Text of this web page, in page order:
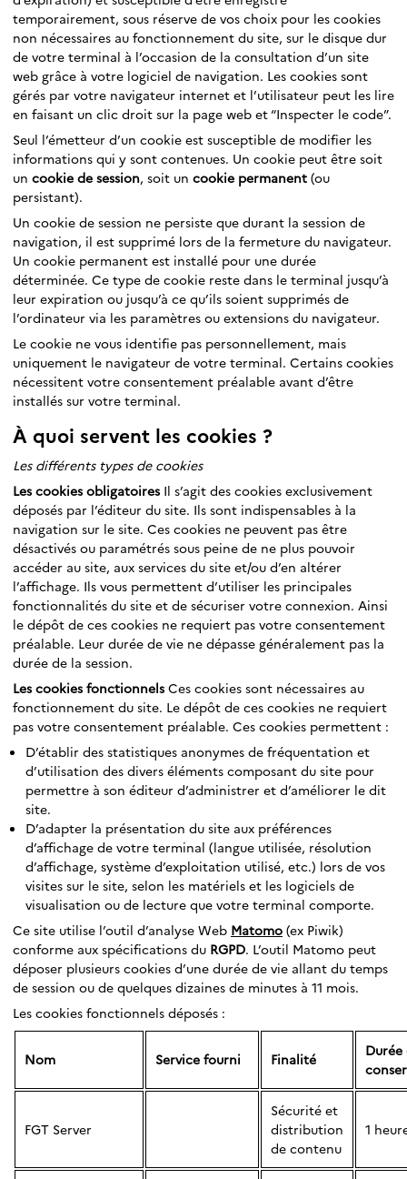
temporairement, sous réserve de vos choix pour les cookies
non nécessaires au fonctionnement du site, sur le disque dur
de votre terminal à l’occasion de la consultation d’un site
web grâce à votre logiciel de navigation. Les cookies sont
gérés par votre navigateur internet et l’utilisateur peut les lire
en faisant un clic droit sur la page web et “Inspecter le code”.
Seul l’émetteur d’un cookie est susceptible de modifier les
informations qui y sont contenues. Un cookie peut être soit
un cookie de session, soit un cookie permanent (ou
persistant).
Un cookie de session ne persiste que durant la session de
navigation, il est supprimé lors de la fermeture du navigateur.
Un cookie permanent est installé pour une durée
déterminée. Ce type de cookie reste dans le terminal jusqu’à
leur expiration ou jusqu’à ce qu’ils soient supprimés de
l’ordinateur via les paramètres ou extensions du navigateur.
Le cookie ne vous identifie pas personnellement, mais
uniquement le navigateur de votre terminal. Certains cookies
nécessitent votre consentement préalable avant d’être
installés sur votre terminal.
À quoi servent les cookies ?
Les différents types de cookies
Les cookies obligatoires Il s’agit des cookies exclusivement
déposés par l’éditeur du site. Ils sont indispensables à la
navigation sur le site. Ces cookies ne peuvent pas être
désactivés ou paramétrés sous peine de ne plus pouvoir
accéder au site, aux services du site et/ou d’en altérer
l’affichage. Ils vous permettent d’utiliser les principales
fonctionnalités du site et de sécuriser votre connexion. Ainsi
le dépôt de ces cookies ne requiert pas votre consentement
préalable. Leur durée de vie ne dépasse généralement pas la
durée de la session.
Les cookies fonctionnels Ces cookies sont nécessaires au
fonctionnement du site. Le dépôt de ces cookies ne requiert
pas votre consentement préalable. Ces cookies permettent :
D’établir des statistiques anonymes de fréquentation et
d’utilisation des divers éléments composant du site pour
permettre à son éditeur d’administrer et d’améliorer le dit
site.
D’adapter la présentation du site aux préférences
d’affichage de votre terminal (langue utilisée, résolution
d’affichage, système d’exploitation utilisé, etc.) lors de vos
visites sur le site, selon les matériels et les logiciels de
visualisation ou de lecture que votre terminal comporte.
Ce site utilise l’outil d’analyse Web Matomo (ex Piwik)
conforme aux spécifications du RGPD. L’outil Matomo peut
déposer plusieurs cookies d’une durée de vie allant du temps
de session ou de quelques dizaines de minutes à 11 mois.
Les cookies fonctionnels déposés :
Nom Service fourni Finalité
Durée
FGT Server
Sécurité et
distribution
de contenu
1